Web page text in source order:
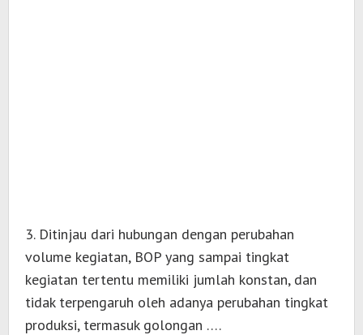
3. Ditinjau dari hubungan dengan perubahan
volume kegiatan, BOP yang sampai tingkat
kegiatan tertentu memiliki jumlah konstan, dan
tidak terpengaruh oleh adanya perubahan tingkat
produksi, termasuk golongan ….